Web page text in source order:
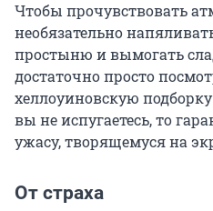
Чтобы прочувствовать
необязательно
простыню и вымогать
достаточно просто
хеллоуиновскую
вы не испугаетесь, то
ужасу, творящемуся на
От страха